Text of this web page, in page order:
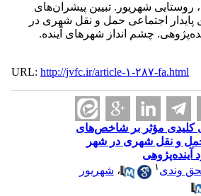
شهریور. تبیین پیشران‌های
اجتماعی حمل و نقل شهری در
چشم انداز شهرهای آینده.
URL: http://jvfc.ir/article-۱-۲۸۷-fa.html
کلیدی مؤثر بر شاخص‌های
حمل و نقل شهری در شهر
آینده‌پژوهی
وندی۱ ، شهریور